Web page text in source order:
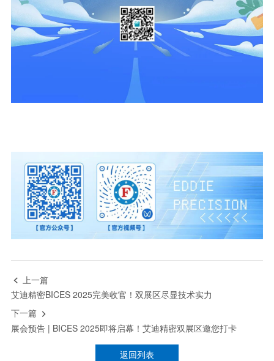

上一篇
艾迪精密BICES 2025完美收官！双展区尽显技术实力
下一篇

展会预告 | BICES 2025即将启幕！艾迪精密双展区邀您打卡
返回列表